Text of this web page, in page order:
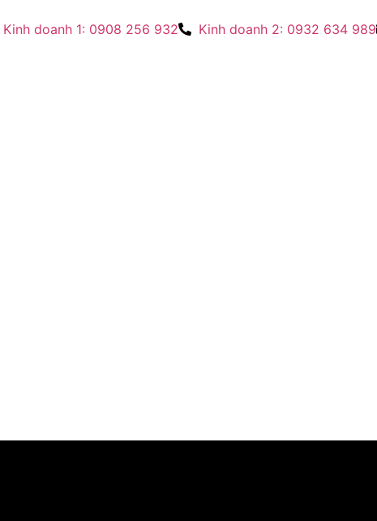
Kinh doanh 1: 0908 256 932 Kinh doanh 2: 0932 634 989